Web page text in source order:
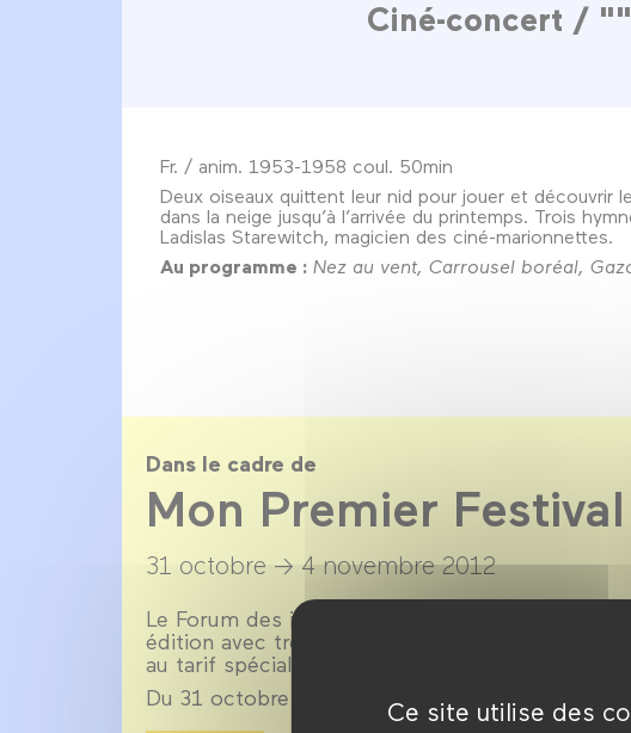
Ce site utilise des
Ciné-concert /
Fr. / anim. 1953-1958 coul. 50min
Deux oiseaux quittent leur nid pour jouer et découvrir
dans la neige jusqu’à l’arrivée du printemps. Trois
Ladislas Starewitch, magicien des ciné-marionnettes.
Au programme : Nez au vent, Carrousel boréal,
Dans le cadre de
Mon Premier
31 octobre → 4 novembre 2012
Le Forum des images accueille
édition avec trois séances exceptionnelles pour
au tarif spécial de 4 € la séance !
Du 31 octobre au 4 novembre 2012 Le site du